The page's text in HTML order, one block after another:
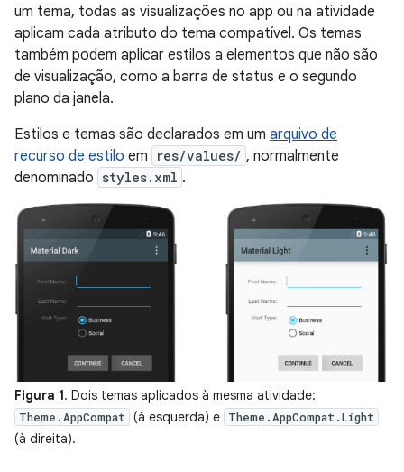
um tema, todas as visualizações no app ou na atividade
aplicam cada atributo do tema compatível. Os temas
também podem aplicar estilos a elementos que não são
de visualização, como a barra de status e o segundo
plano da janela.
Estilos e temas são declarados em um arquivo de
recurso de estilo em res/values/ , normalmente
denominado styles.xml .
Figura 1. Dois temas aplicados à mesma atividade:
Theme.AppCompat (à esquerda) e Theme.AppCompat.Light
(à direita).